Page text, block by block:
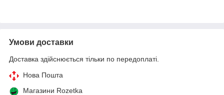
Умови доставки
Доставка здійснюється тільки по передоплаті.
Нова Пошта
Магазини Rozetka